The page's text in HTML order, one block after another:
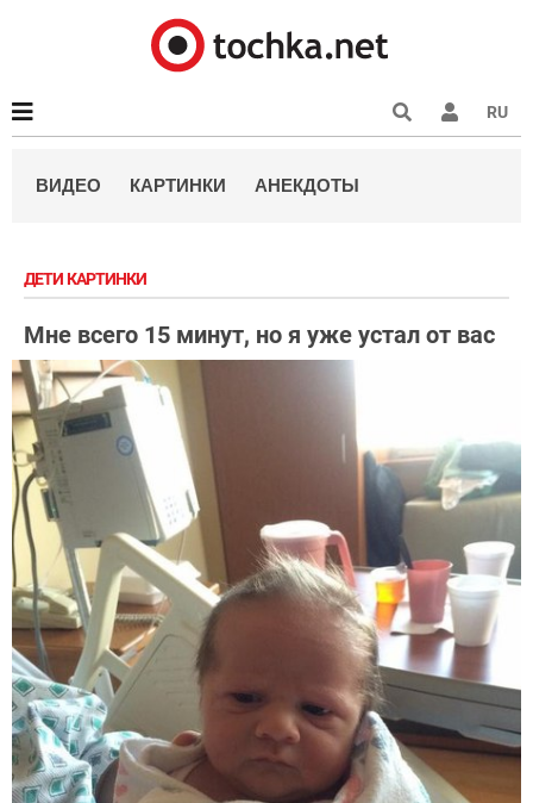
RU
ВИДЕО КАРТИНКИ АНЕКДОТЫ
ДЕТИ КАРТИНКИ
Мне всего 15 минут, но я уже устал от вас